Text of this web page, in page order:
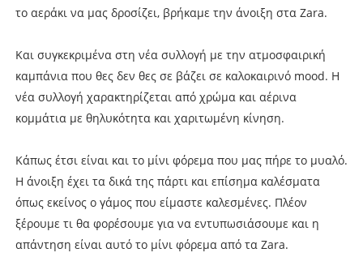
το αεράκι να μας δροσίζει, βρήκαμε την άνοιξη στα Ζara.
Και συγκεκριμένα στη νέα συλλογή με την ατμοσφαιρική
καμπάνια που θες δεν θες σε βάζει σε καλοκαιρινό mood. Η
νέα συλλογή χαρακτηρίζεται από χρώμα και αέρινα
κομμάτια με θηλυκότητα και χαριτωμένη κίνηση.
Κάπως έτσι είναι και το μίνι φόρεμα που μας πήρε το μυαλό.
Η άνοιξη έχει τα δικά της πάρτι και επίσημα καλέσματα
όπως εκείνος ο γάμος που είμαστε καλεσμένες. Πλέον
ξέρουμε τι θα φορέσουμε για να εντυπωσιάσουμε και η
απάντηση είναι αυτό το μίνι φόρεμα από τα Zara.